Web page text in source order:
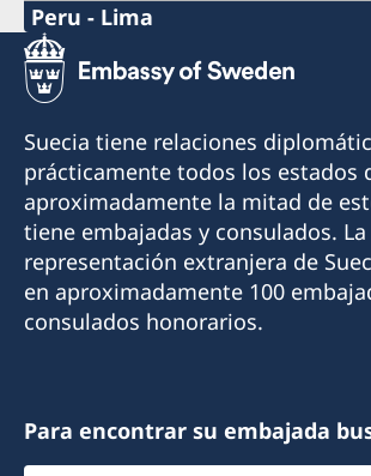
Consulado Honorario de Suecia en
Cónsul Honorario: Boris Gómez
Email: borisgomez19@gmail.com
Teléfono: +51 994374176
Visitas: solo con cita previa
teléfono o email)
Peru - Lima
Consulado Honorario de Suecia en
Cónsul Honorario: Xavier de
En el consulado también trabaja
consular y un asistente comercial.
Email asuntos consulares:
lima@consuladodesuecia.pe
Email asuntos comerciales:
Horario de teléfono: lunes a
12:00 hrs
Suecia tiene relaciones
prácticamente todos los estados
aproximadamente la mitad de
tiene embajadas y consulados. La
representación extranjera de
en aproximadamente 100
consulados honorarios.
Para encontrar su embajada